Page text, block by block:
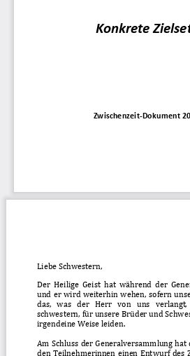
Konkrete
Zwischenzeit-Dokument
Liebe Schwestern
Der  Heilige  Geist  hat  während  der
und  er  wird  weiterhin wehen,  sofern
das,   was   der   Herr   von   uns
schwestern, für unsere Brüder und Schwe
irgendeine Weise leiden.
Am Schluss der Generalversammlung
den  Teilnehmerinnen  einen Entwurf  des